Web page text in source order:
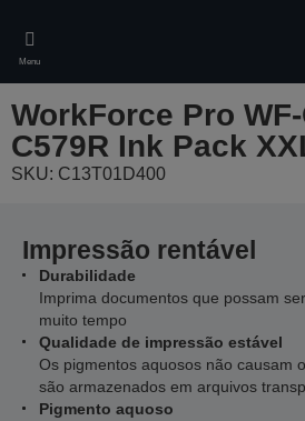
main
content
Menu
WorkForce Pro
C579R Ink Pack
SKU: C13T01D400
Impressão rentável
Durabilidade
Imprima documentos que possam
muito tempo
Qualidade de impressão estável
Os pigmentos aquosos não causam
são armazenados em arquivos
Pigmento aquoso